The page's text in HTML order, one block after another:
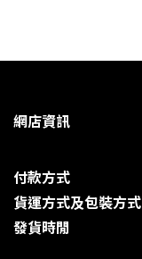
網店資訊
付款方式
貨運方式及包裝方式
發貨時閒